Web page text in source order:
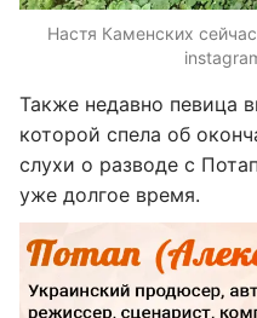
Настя Каменских
Также недавно певица
которой спела об
слухи о разводе с
уже долгое время.